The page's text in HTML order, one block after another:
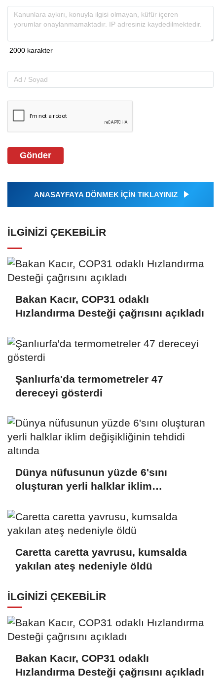
Gönder
ANASAYFAYA DÖNMEK İÇİN TIKLAYINIZ
İLGINIZI ÇEKEBILIR
Bakan Kacır, COP31 odaklı
Hızlandırma Desteği çağrısını açıkladı
Şanlıurfa'da termometreler 47
dereceyi gösterdi
Dünya nüfusunun yüzde 6'sını
oluşturan yerli halklar iklim
Caretta caretta yavrusu, kumsalda
yakılan ateş nedeniyle öldü
İLGINIZI ÇEKEBILIR
Bakan Kacır, COP31 odaklı
Hızlandırma Desteği çağrısını açıkladı